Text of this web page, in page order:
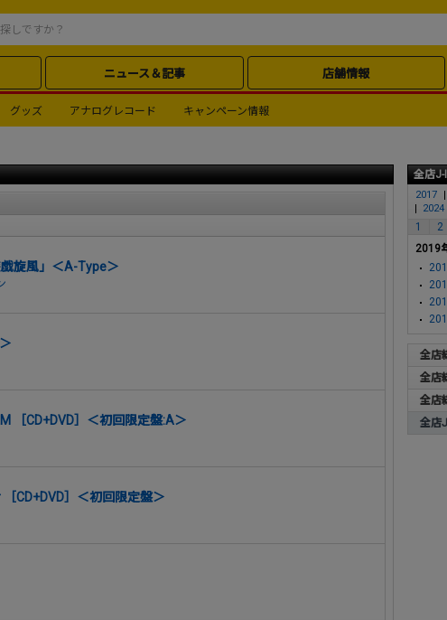
ニュース＆記事 店舗情報
グッズ アナログレコード キャンペーン情報
旋風」＜A-Type＞
［CD+DVD］＜初回限定盤:A＞
［CD+DVD］＜初回限定盤＞
全店J-
2017
2024
1 2
2019
全店
全店
全店
全店